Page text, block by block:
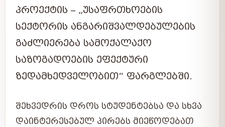
ᲞᲠᲝᲔᲥᲢᲘᲡ – „ᲣᲡᲐᲤᲠᲗᲮᲝᲔᲑᲘᲡ
ᲡᲔᲥᲢᲝᲠᲘᲡ ᲐᲜᲒᲐᲠᲘᲨᲕᲐᲚᲓᲔᲑᲣᲚᲔᲑᲘᲡ
ᲒᲐᲫᲚᲘᲔᲠᲔᲑᲐ ᲡᲐᲛᲝᲥᲐᲚᲐᲥᲝ
ᲡᲐᲖᲝᲒᲐᲓᲝᲔᲑᲘᲡ ᲔᲤᲔᲥᲢᲣᲠᲘ
ᲖᲔᲓᲐᲛᲮᲔᲓᲕᲔᲚᲝᲑᲘᲗ“ ᲤᲐᲠᲒᲚᲔᲑᲨᲘ.
ᲨᲔᲮᲕᲔᲓᲠᲘᲡ ᲓᲠᲝᲡ ᲡᲢᲣᲓᲔᲜᲢᲔᲑᲡᲐ ᲓᲐ ᲡᲮᲕᲐ
ᲓᲐᲘᲜᲢᲔᲠᲔᲡᲔᲑᲣᲚ ᲞᲘᲠᲔᲑᲡ ᲛᲘᲔᲬᲝᲓᲔᲑᲐᲗ